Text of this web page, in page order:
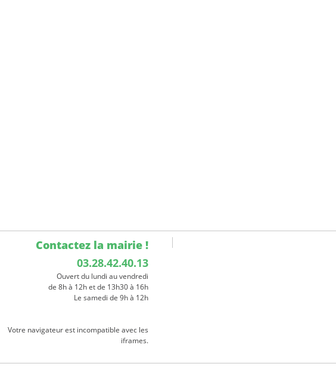
Contactez la mairie !
03.28.42.40.13
Ouvert du lundi au vendredi
de 8h à 12h et de 13h30 à 16h
Le samedi de 9h à 12h
Votre navigateur est incompatible avec les
iframes.